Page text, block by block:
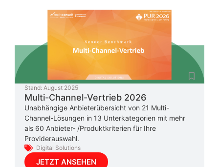
Stand: August 2025
Multi-Channel-Vertrieb 2026
Unabhängige Anbieterübersicht von 21 Multi-
Channel-Lösungen in 13 Unterkategorien mit mehr
als 60 Anbieter- /Produktkriterien für Ihre
Providerauswahl.
Digital Solutions
JETZT ANSEHEN